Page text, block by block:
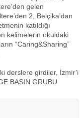
gelen
2, Belçika’dan
katıldığı
kelimelerin okuldaki
“Caring&Sharing”
derslere girdiler, İzmir’i
BASIN GRUBU